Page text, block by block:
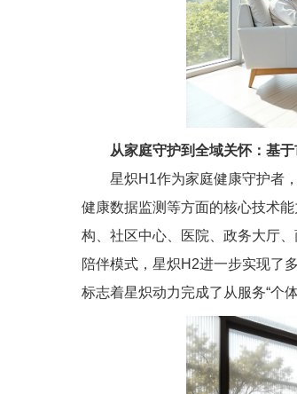
从家庭守护到全域关怀：基
星炽H1作为家庭健康守护者
健康数据监测等方面的核心技术
构、社区中心、医院、政务大厅
陪伴模式，星炽H2进一步实现了
标志着星炽动力完成了从服务“个